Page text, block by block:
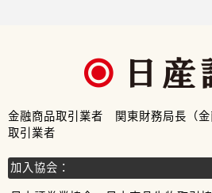
金融商品取引業者 関東財務局長（
取引業者
加入協会：